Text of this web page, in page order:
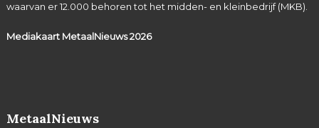
waarvan er 12.000 behoren tot het midden- en kleinbedrijf (MKB).
Mediakaart MetaalNieuws2026
MetaalNieuws